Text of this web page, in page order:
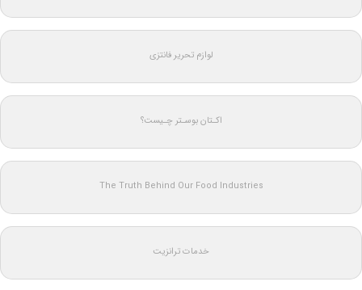
لوازم تحریر فانتزی
اکـتان بوسـتر چـیست؟
The Truth Behind Our Food Industries
خدمات ترانزیت